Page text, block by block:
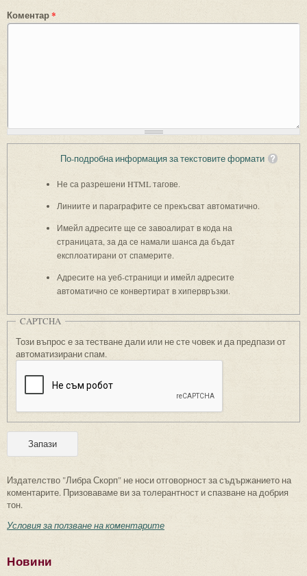
Коментар*
По-подробна информация за текстовите формати
Не са разрешени HTML тагове.
Линиите и параграфите се прекъсват автоматично.
Имейл адресите ще се завоалират в кода на
страницата, за да се намали шанса да бъдат
експлоатирани от спамерите.
Адресите на уеб-страници и имейл адресите
автоматично се конвертират в хипервръзки.
CAPTCHA
Този въпрос е за тестване дали или не сте човек и да предпази от
автоматизирани спам.
Издателство "Либра Скорп" не носи отговорност за съдържанието на
коментарите. Призоваваме ви за толерантност и спазване на добрия
тон.
Условия за ползване на коментарите
Новини